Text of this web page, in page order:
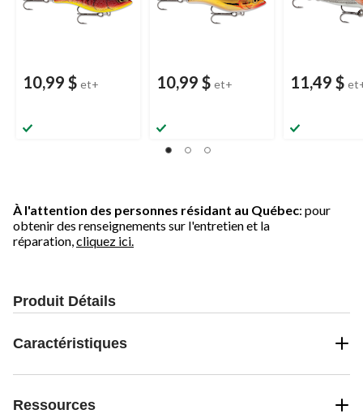
10,99 $ et+ 10,99 $ et+ 11,49 $
À l'attention des personnes résidant au Québec: pour
obtenir des renseignements sur l'entretien et la
réparation, cliquez ici.
Produit Détails
Caractéristiques
Ressources